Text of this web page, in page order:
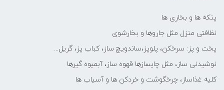
پنکه ها و بخاری ها
نظافتی منزل مثل جاروها و بخارشوی
پخت و پز: سرخکن، پلوپز،ساندویچ ساز، کباب پز، گریل...
نوشیدنی ساز، مثل چایسازها قهوه ساز، آبمیوه گیرها
کلیه غذاساز، چرخگوشت و خردکن ها و آسیاب ها